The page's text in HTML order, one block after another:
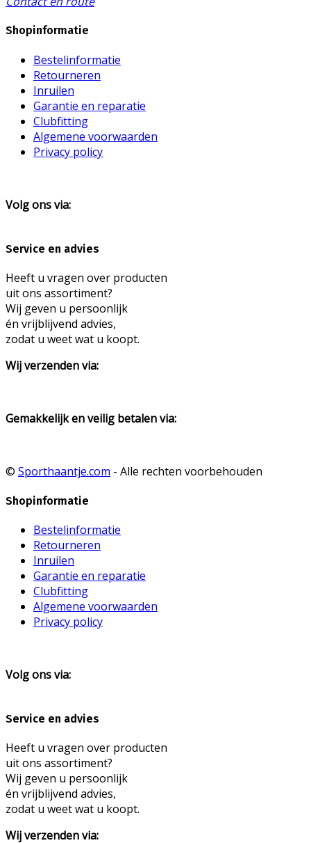
Shopinformatie
Bestelinformatie
Retourneren
Inruilen
Garantie en reparatie
Clubfitting
Algemene voorwaarden
Privacy policy
Volg ons via:
Service en advies
Heeft u vragen over producten
uit ons assortiment?
Wij geven u persoonlijk
én vrijblijvend advies,
zodat u weet wat u koopt.
Wij verzenden via:
Gemakkelijk en veilig betalen via:
© Sporthaantje.com - Alle rechten voorbehouden
Shopinformatie
Bestelinformatie
Retourneren
Inruilen
Garantie en reparatie
Clubfitting
Algemene voorwaarden
Privacy policy
Volg ons via:
Service en advies
Heeft u vragen over producten
uit ons assortiment?
Wij geven u persoonlijk
én vrijblijvend advies,
zodat u weet wat u koopt.
Wij verzenden via: